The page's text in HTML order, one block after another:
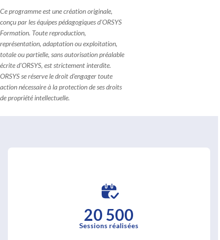
Ce programme est une création originale,
conçu par les équipes pédagogiques d'ORSYS
Formation. Toute reproduction,
représentation, adaptation ou exploitation,
totale ou partielle, sans autorisation préalable
écrite d'ORSYS, est strictement interdite.
ORSYS se réserve le droit d'engager toute
action nécessaire à la protection de ses droits
de propriété intellectuelle.
20 500
Sessions réalisées